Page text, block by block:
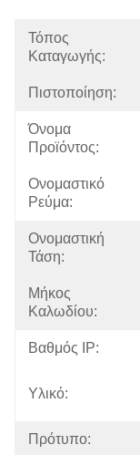
Τόπος
Καταγωγής:
Πιστοποίηση:
Όνομα
Προϊόντος:
Ονομαστικό
Ρεύμα:
Ονομαστική
Τάση:
Μήκος
Καλωδίου:
Βαθμός IP:
Υλικό:
Πρότυπο: